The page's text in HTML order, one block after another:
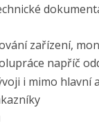
zařízení,
napříč
i mimo hlavní